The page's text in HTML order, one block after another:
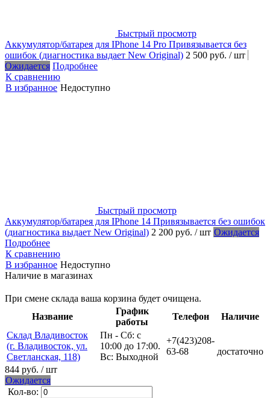
Быстрый просмотр
Аккумулятор/батарея для IPhone 14 Pro Привязывается без
ошибок (диагностика выдает New Original) 2 500 руб. / шт
Ожидается Подробнее
К сравнению
В избранное Недоступно
Быстрый просмотр
Аккумулятор/батарея для IPhone 14 Привязывается без ошибок
(диагностика выдает New Original) 2 200 руб. / шт Ожидается
Подробнее
К сравнению
В избранное Недоступно
Наличие в магазинах
При смене склада ваша корзина будет очищена.
Название
График
работы
Телефон
Наличие
Склад Владивосток
(г. Владивосток, ул.
Светланская, 118)
Пн - Сб: с
10:00 до 17:00.
Вс: Выходной
+7(423)208-
63-68
достаточно
844 руб. / шт
Ожидается
Кол-во: